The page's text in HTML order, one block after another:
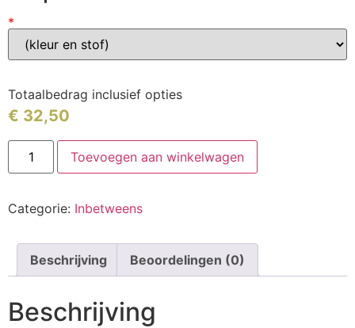
*
Totaalbedrag inclusief opties
€ 32,50
Toevoegen aan winkelwagen
Categorie: Inbetweens
Beschrijving Beoordelingen (0)
Beschrijving